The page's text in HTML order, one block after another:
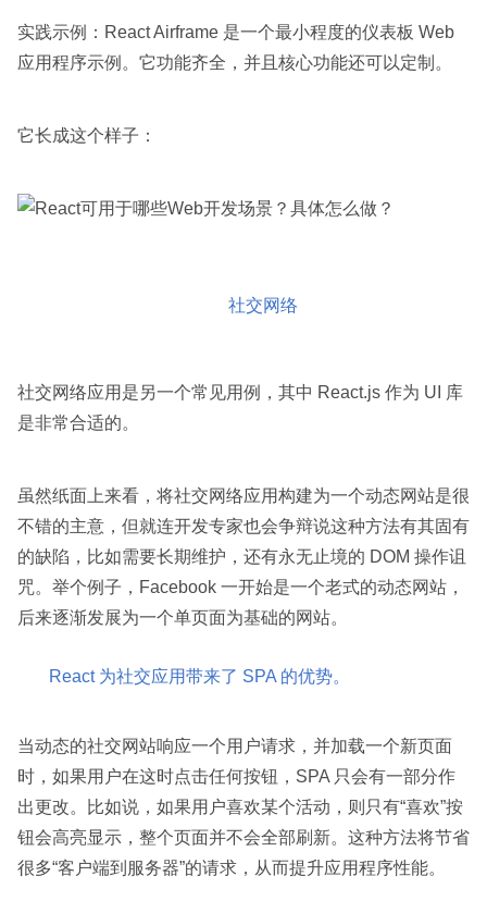
实践示例：React Airframe 是一个最小程度的仪表板 Web
应用程序示例。它功能齐全，并且核心功能还可以定制。
它长成这个样子：
社交网络
社交网络应用是另一个常见用例，其中 React.js 作为 UI 库
是非常合适的。
虽然纸面上来看，将社交网络应用构建为一个动态网站是很
不错的主意，但就连开发专家也会争辩说这种方法有其固有
的缺陷，比如需要长期维护，还有永无止境的 DOM 操作诅
咒。举个例子，Facebook 一开始是一个老式的动态网站，
后来逐渐发展为一个单页面为基础的网站。
React 为社交应用带来了 SPA 的优势。
当动态的社交网站响应一个用户请求，并加载一个新页面
时，如果用户在这时点击任何按钮，SPA 只会有一部分作
出更改。比如说，如果用户喜欢某个活动，则只有“喜欢”按
钮会高亮显示，整个页面并不会全部刷新。这种方法将节省
很多“客户端到服务器”的请求，从而提升应用程序性能。